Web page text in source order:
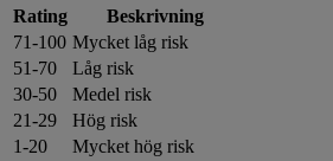
Rating
Beskrivning
71-100 Mycket låg risk
51-70
Låg risk
30-50
Medel risk
21-29
Hög risk
1-20
Mycket hög risk